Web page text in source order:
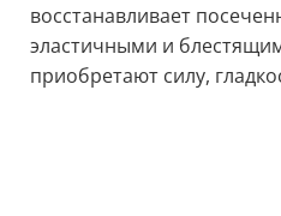
восстанавливает
эластичными и
приобретают силу,